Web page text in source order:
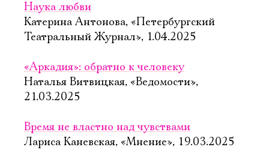
Наука любви
Катерина Антонова, «Петербургский
Театральный Журнал», 1.04.2025
«Аркадия»: обратно к человеку
Наталья Витвицкая, «Ведомости»,
21.03.2025
Время не властно над чувствами
Лариса Каневская, «Мнение», 19.03.2025